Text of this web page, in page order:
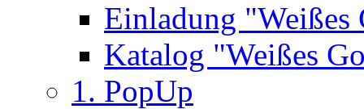
Einladung "Weißes
Katalog "Weißes
1. PopUp